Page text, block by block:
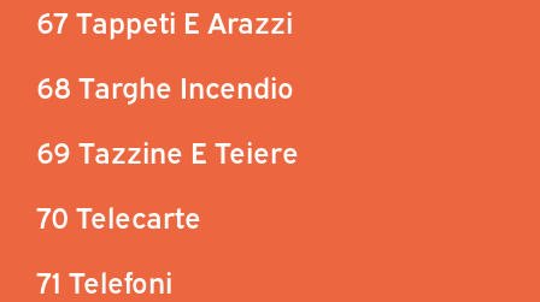
67 Tappeti E Arazzi
68 Targhe Incendio
69 Tazzine E Teiere
70 Telecarte
71 Telefoni